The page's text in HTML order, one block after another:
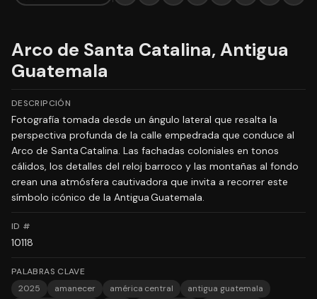
Arco de Santa Catalina, Antigua
Guatemala
DESCRIPCIÓN
Fotografía tomada desde un ángulo lateral que resalta la
perspectiva profunda de la calle empedrada que conduce al
Arco de Santa Catalina. Las fachadas coloniales en tonos
cálidos, los detalles del reloj barroco y las montañas al fondo
crean una atmósfera cautivadora que invita a recorrer este
símbolo icónico de la Antigua Guatemala.
ID #
10118
PALABRAS CLAVE
2025
amanecer américa central
antigua guatemala